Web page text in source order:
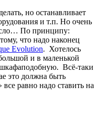
но останавливает
и т.п. Но очень
По принципу:
что надо наконец
Evolution. Хотелось
и в маленькой
Всё-таки
это должна быть
равно надо ставить на